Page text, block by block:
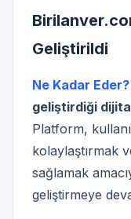
Geliştirildi
Ne Kadar Eder?
geliştirdiği
Platform,
kolaylaştırmak
sağlamak
geliştirmeye